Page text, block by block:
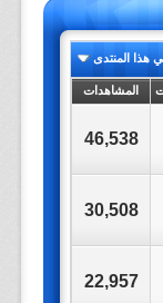
هذا المنتدى
المشاهدات
46,538
30,508
22,957